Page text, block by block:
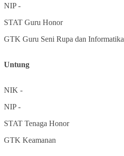
NIP-
STAT Guru Honor
GTK Guru Seni Rupa dan Informatika
Untung
NIK -
NIP-
STAT Tenaga Honor
GTK Keamanan